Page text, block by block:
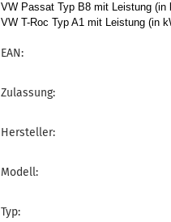
VW Passat Typ B8 mit Leistung (in
VW T-Roc Typ A1 mit Leistung (in
EAN:
Zulassung:
Hersteller:
Modell:
Typ: